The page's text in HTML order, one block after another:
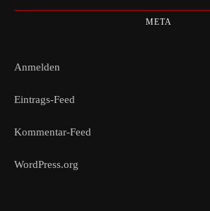
META
Anmelden
Eintrags-Feed
Kommentar-Feed
WordPress.org